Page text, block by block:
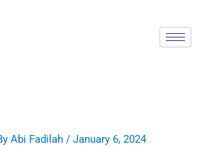
Abi Fadilah/January 6, 2024